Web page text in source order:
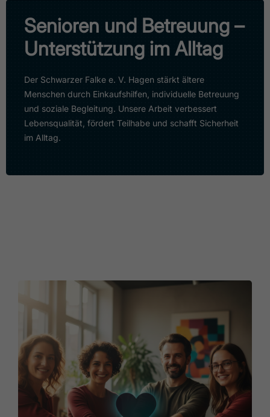
Senioren und Betreuung –
Unterstützung im Alltag
Der Schwarzer Falke e. V. Hagen stärkt ältere
Menschen durch Einkaufshilfen, individuelle Betreuung
und soziale Begleitung. Unsere Arbeit verbessert
Lebensqualität, fördert Teilhabe und schafft Sicherheit
im Alltag.